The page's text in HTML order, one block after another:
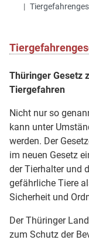
Thüringer Gesetz
Tiergefahren
Nicht nur so
kann unter
werden. Der
im neuen Gesetz
der Tierhalter und
gefährliche Tiere
Sicherheit und
Der Thüringer
zum Schutz der